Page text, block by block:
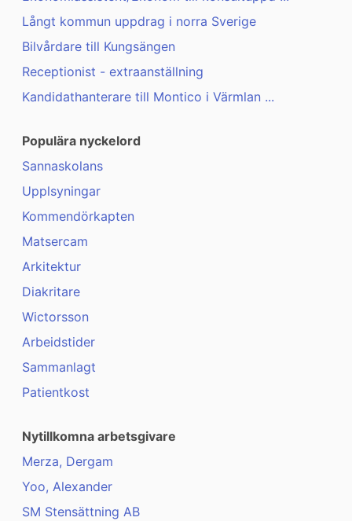
Långt kommun uppdrag i norra Sverige
Bilvårdare till Kungsängen
Receptionist - extraanställning
Kandidathanterare till Montico i Värmlan ...
Populära nyckelord
Sannaskolans
Upplsyningar
Kommendörkapten
Matsercam
Arkitektur
Diakritare
Wictorsson
Arbeidstider
Sammanlagt
Patientkost
Nytillkomna arbetsgivare
Merza, Dergam
Yoo, Alexander
SM Stensättning AB